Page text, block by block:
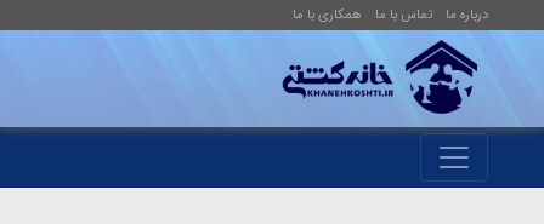
درباره ما تماس با ما همکاری با ما